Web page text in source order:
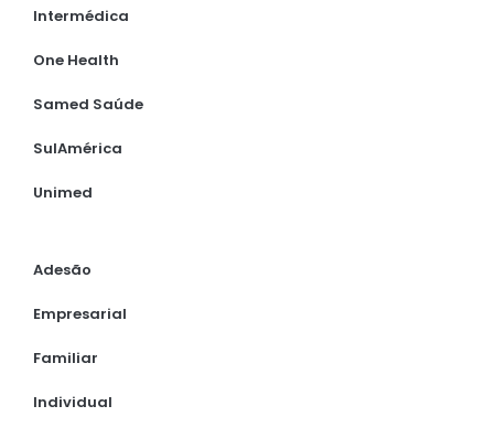
Intermédica
One Health
Samed Saúde
SulAmérica
Unimed
Adesão
Empresarial
Familiar
Individual